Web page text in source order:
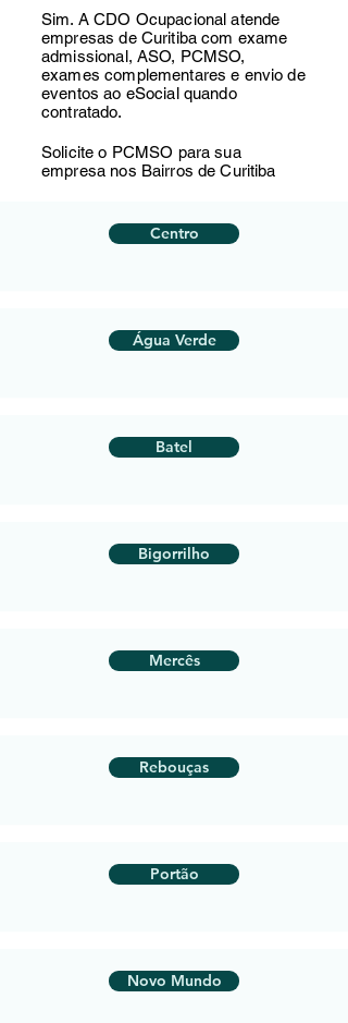
Sim. A CDO Ocupacional atende
empresas de Curitiba com exame
admissional, ASO, PCMSO,
exames complementares e envio de
eventos ao eSocial quando
contratado.
Solicite o PCMSO para sua
empresa nos Bairros de Curitiba
Centro
Água Verde
Batel
Bigorrilho
Mercês
Rebouças
Portão
Novo Mundo